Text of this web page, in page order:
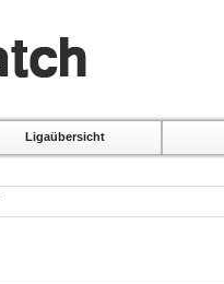
Ligaübersicht